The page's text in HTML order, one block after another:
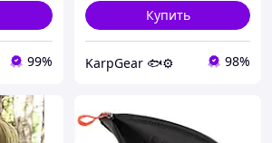
99%
Купить
KarpGear 🐟⚙️ 98%